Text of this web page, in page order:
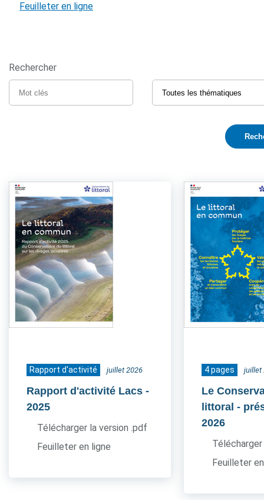
Feuilleter en ligne
Rechercher
Rapport d'activité juillet 2026
Rapport d'activité Lacs -
2025
Télécharger la version .pdf
Feuilleter en ligne
4 pages juillet
Le
littoral -
2026
Feuilleter